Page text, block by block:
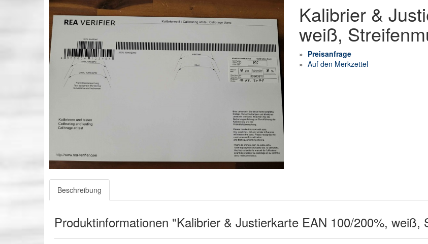
Kalibrier &
weiß,
Preisanfrage
Auf den Merkzettel
Beschreibung
Produktinformationen "Kalibrier & Justierkarte EAN 100/200%,